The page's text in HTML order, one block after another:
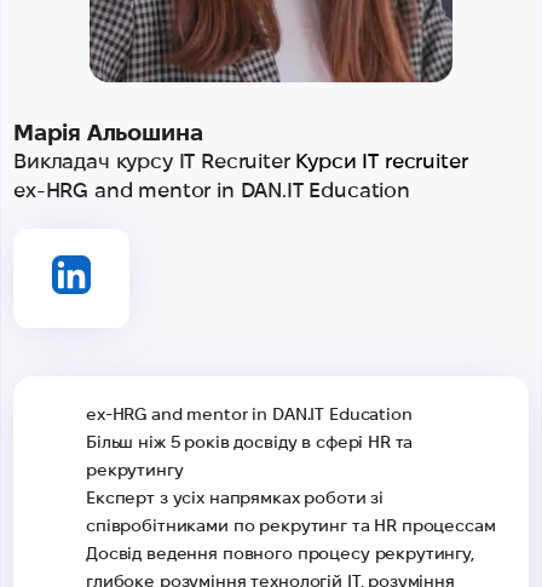
Марія Альошина
Викладач курсу IT Recruiter Курси IT recruiter
ex-HRG and mentor in DAN.IT Education
ex-HRG and mentor in DAN.IT Education
Більш ніж 5 років досвіду в сфері HR та
рекрутингу
Експерт з усіх напрямках роботи зі
співробітниками по рекрутинг та HR процессам
Досвід ведення повного процесу рекрутингу,
глибоке розуміння технологій IT, розуміння